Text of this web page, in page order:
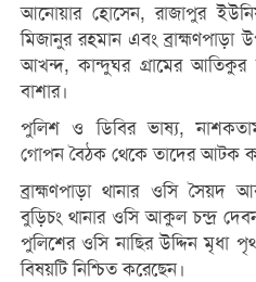
আনোয়ার হোসেন, রাজাপুর
মিজানুর রহমান এবং ব্রাহ্মণপাড়া
আখন্দ, কান্দুঘর গ্রামের
বাশার।
পুলিশ ও ডিবির ভাষ্য,
গোপন বৈঠক থেকে তাদের আটক
ব্রাহ্মণপাড়া থানার ওসি সৈয়দ
বুড়িচং থানার ওসি আকুল চন্দ্র
পুলিশের ওসি নাছির উদ্দিন
বিষয়টি নিশ্চিত করেছেন।